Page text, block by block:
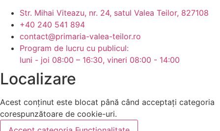
Str. Mihai Viteazu, nr. 24, satul Valea Teilor, 827108
+40 240 541 894
contact@primaria-valea-teilor.ro
Program de lucru cu publicul:
luni - joi 08:00 – 16:30, vineri 08:00 - 14:00
Localizare
Acest conținut este blocat până când acceptați categoria
corespunzătoare de cookie-uri.